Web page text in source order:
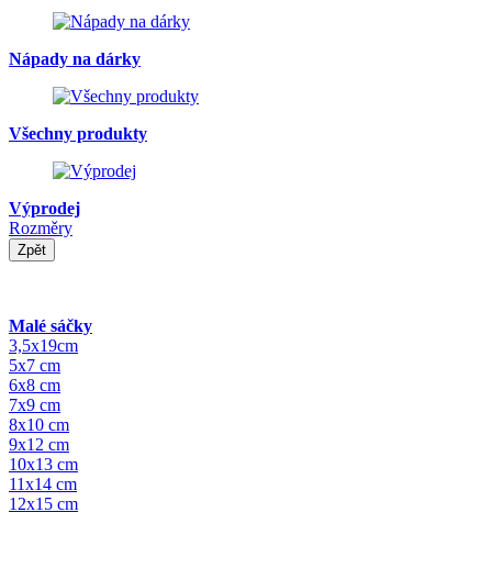
Nápady na dárky
Všechny produkty
Výprodej
Rozměry
Zpět
Malé sáčky
3,5x19cm
5x7 cm
6x8 cm
7x9 cm
8x10 cm
9x12 cm
10x13 cm
11x14 cm
12x15 cm